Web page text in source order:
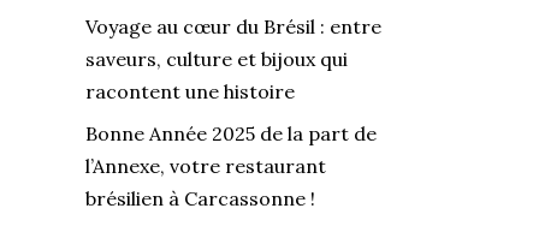
Voyage au cœur du Brésil : entre
saveurs, culture et bijoux qui
racontent une histoire
Bonne Année 2025 de la part de
l’Annexe, votre restaurant
brésilien à Carcassonne !